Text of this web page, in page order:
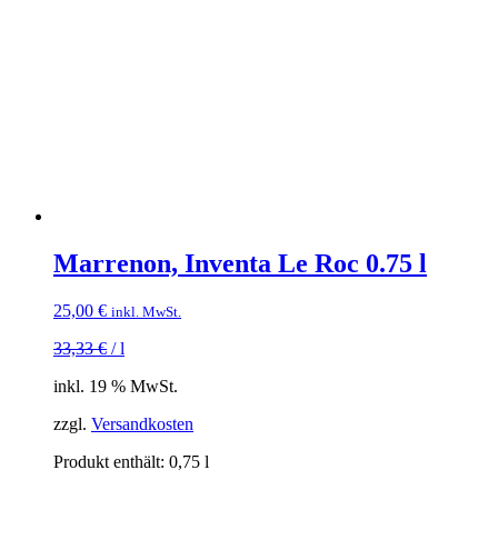
Marrenon, Inventa Le Roc 0.75 l
25,00 € inkl. MwSt.
33,33€ /l
inkl. 19 % MwSt.
zzgl. Versandkosten
Produkt enthält: 0,75 l